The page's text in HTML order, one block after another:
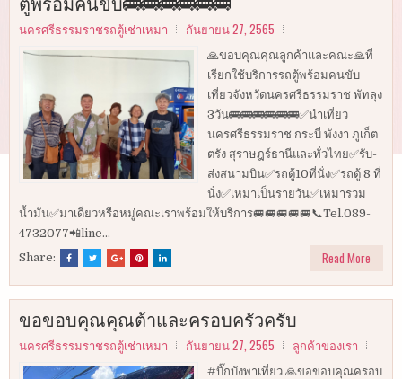
นครศรีธรรมราชรถตู้เช่าเหมา กันยายน 27, 2565
🙏ขอบคุณคุณลูกค้าและคณะ🙏ที่
เรียกใช้บริการรถตู้พร้อมคนขับ
เที่ยวจังหวัดนครศรีธรรมราช พัทลุง
3วัน🚌🚌🚌🚌🚌🚌✅นำเที่ยว
นครศรีธรรมราช กระบี่ พังงา ภูเก็ต
ตรัง สุราษฎร์ธานีและทั่วไทย✅รับ-
ส่งสนามบิน✅รถตู้10ที่นั่ง✅รถตู้ 8 ที่
นั่ง✅เหมาเป็นรายวัน✅เหมารวม
น้ำมัน✅มาเดี่ยวหรือหมู่คณะเราพร้อมให้บริการ🚐🚐🚐🚐🚐📞Tel.089-
4732077📲line...
Share:
Read More
ขอขอบคุณคุณต้าและครอบครัวครับ
นครศรีธรรมราชรถตู้เช่าเหมา กันยายน 27, 2565 ลูกค้าของเรา
#บิ๊กบังพาเที่ยว 🙏ขอขอบคุณครอบ